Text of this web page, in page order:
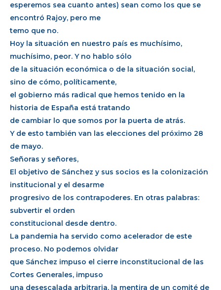
esperemos sea cuanto antes) sean como los que se
encontró Rajoy, pero me
temo que no.
Hoy la situación en nuestro país es muchísimo,
muchísimo, peor. Y no hablo sólo
de la situación económica o de la situación social,
sino de cómo, políticamente,
el gobierno más radical que hemos tenido en la
historia de España está tratando
de cambiar lo que somos por la puerta de atrás.
Y de esto también van las elecciones del próximo 28
de mayo.
Señoras y señores,
El objetivo de Sánchez y sus socios es la colonización
institucional y el desarme
progresivo de los contrapoderes. En otras palabras:
subvertir el orden
constitucional desde dentro.
La pandemia ha servido como acelerador de este
proceso. No podemos olvidar
que Sánchez impuso el cierre inconstitucional de las
Cortes Generales, impuso
una desescalada arbitraria, la mentira de un comité de